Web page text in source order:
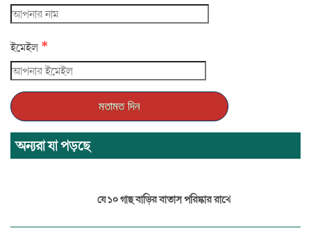
ইমেইল *
অন্যরা যা পড়ছে
যে ১০ গাছ বাড়ির বাতাস পরিষ্কার রাখে